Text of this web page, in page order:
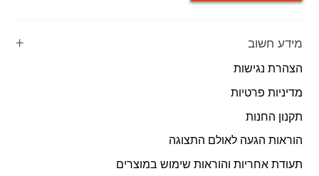
מידע חשוב
הצהרת נגישות
מדיניות פרטיות
תקנון החנות
הוראות הגעה לאולם התצוגה
תעודת אחריות והוראות שימוש במוצרים